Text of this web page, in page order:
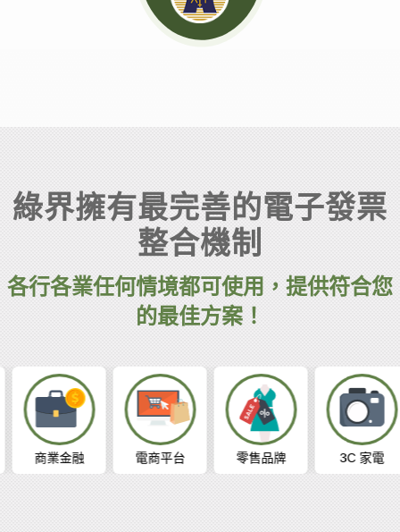
綠界擁有最完善的電子發票
整合機制
各行各業任何情境都可使用，提供符合您
的最佳方案！
商業金融 電商平台 零售品牌 3C 家電